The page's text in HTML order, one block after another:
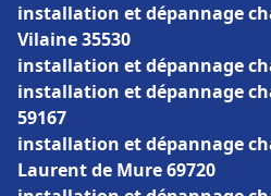
installation et dépannage
Vilaine 35530
installation et dépannage
installation et dépannage
59167
installation et dépannage
Laurent de Mure 69720